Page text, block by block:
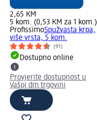
2,65 KM
5 kom. (0,53 KM za 1 kom.)
ProfissimoSpužvasta krpa,
više vrsta, 5 kom.
(91)
Dostupno online
Provjerite dostupnost u
Vašoj dm trgovini